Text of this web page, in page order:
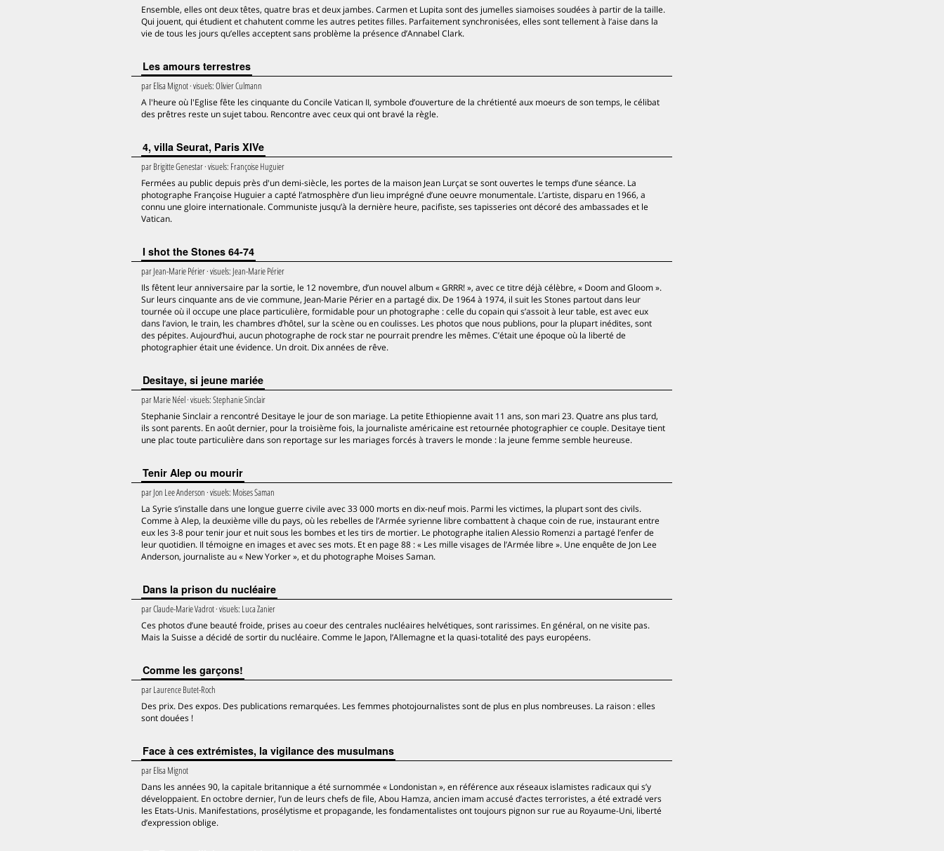
Ensemble, elles ont deux têtes, quatre bras et deux jambes. Carmen et Lupita sont des jumelles siamoises soudées à partir de la taille.
Qui jouent, qui étudient et chahutent comme les autres petites filles. Parfaitement synchronisées, elles sont tellement à l’aise dans la
vie de tous les jours qu’elles acceptent sans problème la présence d’Annabel Clark.
Les amours terrestres
parElisa Mignot· visuels:Olivier Culmann
A l'heure où l'Eglise fête les cinquante du Concile Vatican II, symbole d’ouverture de la chrétienté aux moeurs de son temps, le célibat
des prêtres reste un sujet tabou. Rencontre avec ceux qui ont bravé la règle.
4, villa Seurat, Paris XIVe
parBrigitte Genestar· visuels: Françoise Huguier
Fermées au public depuis près d'un demi-siècle, les portes de la maison Jean Lurçat se sont ouvertes le temps d’une séance. La
photographe Françoise Huguier a capté l’atmosphère d’un lieu imprégné d’une oeuvre monumentale. L’artiste, disparu en 1966, a
connu une gloire internationale. Communiste jusqu’à la dernière heure, pacifiste, ses tapisseries ont décoré des ambassades et le
Vatican.
I shot the Stones 64-74
parJean-Marie Périer· visuels: Jean-Marie Périer
Ils fêtent leur anniversaire par la sortie, le 12 novembre, d’un nouvel album « GRRR! », avec ce titre déjà célèbre, « Doom and Gloom ».
Sur leurs cinquante ans de vie commune, Jean-Marie Périer en a partagé dix. De 1964 à 1974, il suit les Stones partout dans leur
tournée où il occupe une place particulière, formidable pour un photographe : celle du copain qui s’assoit à leur table, est avec eux
dans l’avion, le train, les chambres d’hôtel, sur la scène ou en coulisses. Les photos que nous publions, pour la plupart inédites, sont
des pépites. Aujourd’hui, aucun photographe de rock star ne pourrait prendre les mêmes. C’était une époque où la liberté de
photographier était une évidence. Un droit. Dix années de rêve.
Desitaye, si jeune mariée
parMarie Néel· visuels:Stephanie Sinclair
Stephanie Sinclair a rencontré Desitaye le jour de son mariage. La petite Ethiopienne avait 11 ans, son mari 23. Quatre ans plus tard,
ils sont parents. En août dernier, pour la troisième fois, la journaliste américaine est retournée photographier ce couple. Desitaye tient
une plac toute particulière dans son reportage sur les mariages forcés à travers le monde : la jeune femme semble heureuse.
Tenir Alep ou mourir
parJon Lee Anderson · visuels: Moises Saman
La Syrie s’installe dans une longue guerre civile avec 33 000 morts en dix-neuf mois. Parmi les victimes, la plupart sont des civils.
Comme à Alep, la deuxième ville du pays, où les rebelles de l’Armée syrienne libre combattent à chaque coin de rue, instaurant entre
eux les 3-8 pour tenir jour et nuit sous les bombes et les tirs de mortier. Le photographe italien Alessio Romenzi a partagé l’enfer de
leur quotidien. Il témoigne en images et avec ses mots. Et en page 88 : « Les mille visages de l’Armée libre ». Une enquête de Jon Lee
Anderson, journaliste au « New Yorker », et du photographe Moises Saman.
Dans la prison du nucléaire
parClaude-Marie Vadrot· visuels: Luca Zanier
Ces photos d’une beauté froide, prises au coeur des centrales nucléaires helvétiques, sont rarissimes. En général, on ne visite pas.
Mais la Suisse a décidé de sortir du nucléaire. Comme le Japon, l’Allemagne et la quasi-totalité des pays européens.
Comme les garçons!
parLaurence Butet-Roch
Des prix. Des expos. Des publications remarquées. Les femmes photojournalistes sont de plus en plus nombreuses. La raison : elles
sont douées !
Face à ces extrémistes, la vigilance des musulmans
parElisa Mignot
Dans les années 90, la capitale britannique a été surnommée « Londonistan », en référence aux réseaux islamistes radicaux qui s’y
développaient. En octobre dernier, l’un de leurs chefs de file, Abou Hamza, ancien imam accusé d’actes terroristes, a été extradé vers
les Etats-Unis. Manifestations, prosélytisme et propagande, les fondamentalistes ont toujours pignon sur rue au Royaume-Uni, liberté
d’expression oblige.